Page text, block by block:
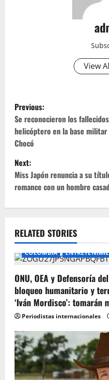
View
P
o
s
t
n
a
v
i
g
a
t
i
o
n
Previous:
Se reconocieron los
helicóptero en la base
Chocó
Next:
Miss Japón renuncia a su
romance con un hombre
RELATED STORIES
COLOMBIA
ONU, OEA y Defensoría
bloqueo humanitario y
‘Iván Mordisco’: tomarán
Periodistas internacionales